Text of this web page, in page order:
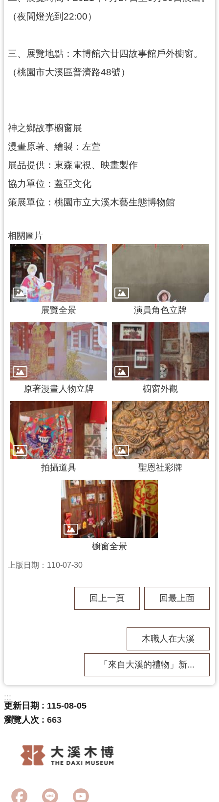
市
箱
桃
園
E
g
i
s
h
隱
政
策
網
站
全
政
政
府
網
站
資
料
放
（夜間燈光到22:00）
三、展覽地點：木博館六廿四故事館戶外櫥窗。
（桃園市大溪區普濟路48號）
神之鄉故事櫥窗展
漫畫原著、繪製：左萱
展品提供：東森電視、映畫製作
協力單位：蓋亞文化
策展單位：桃園市立大溪木藝生態博物館
相關圖片
展覽全景 演員角色立牌
原著漫畫人物立牌 櫥窗外觀
拍攝道具 聖恩社彩牌
櫥窗全景
上版日期：110-07-30
回上一頁 回最上面
木職人在大溪
「來自大溪的禮物」新...
:::
更新日期
115-08-05
瀏覽人次
663